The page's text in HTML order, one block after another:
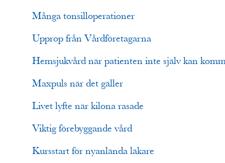
Många tonsilloperationer
Upprop från Vårdföretagarna
Hemsjukvård när patienten inte själv kan
Maxpuls när det gäller
Livet lyfte när kilona rasade
Viktig förebyggande vård
Kursstart för nyanlända läkare